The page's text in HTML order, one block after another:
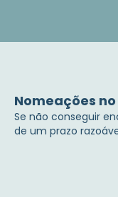
Nomeações
Se não conseguir
de um prazo